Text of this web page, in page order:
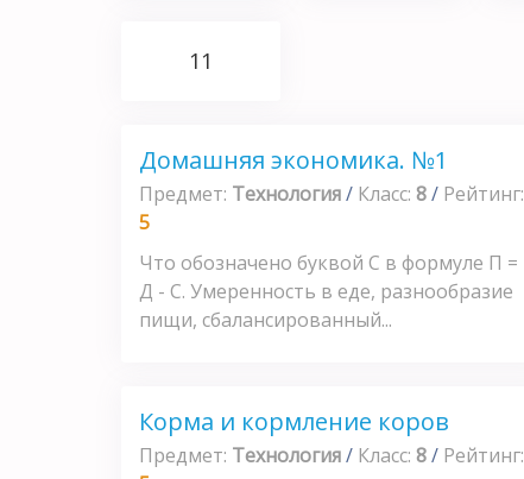
11
Домашняя экономика. №1
Предмет: Технология/ Класс: 8/ Рейтинг:
5
Что обозначено буквой С в формуле П =
Д - С. Умеренность в еде, разнообразие
пищи, сбалансированный...
Корма и кормление коров
Предмет: Технология/ Класс: 8/ Рейтинг: